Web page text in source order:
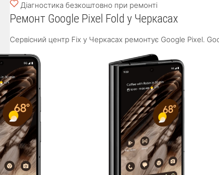
Діагностика безкоштовно при ремонті
Ремонт Google Pixel Fold у Черкасах
Сервісний центр Fix у Черкасах ремонтує Google Pixel.